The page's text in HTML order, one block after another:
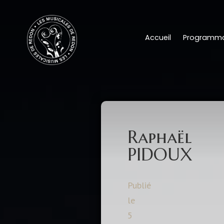
Accueil
Raphaël
PIDOUX
Publié
le
5